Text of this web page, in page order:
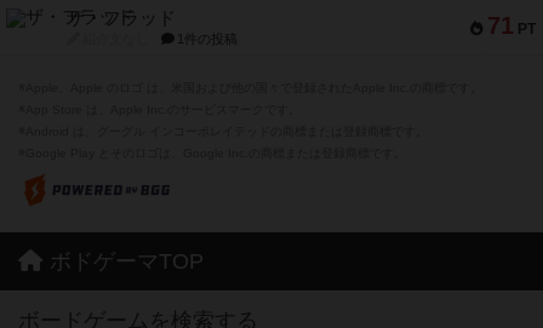
71 PT
ザ・フラッド
1件の投稿
ボドゲーマTOP
ボードゲームを検索する